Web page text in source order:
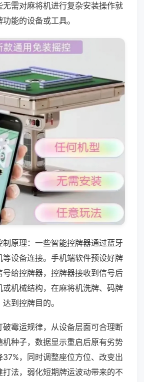
需对麻将机进行复杂安装操作就
能的设备或工具。
制原理：一些智能控牌器通过蓝牙
等设备连接。手机端软件预设好牌
号给控牌器，控牌器接收到信号后
机械结构，在麻将机洗牌、码牌
到控牌目的。
破霉运规律，从设备层面可合理断
机种子，数据显示重启后原有劣势
37%，同时调整座位方位、改变出
打法，弱化短期牌运波动带来的不